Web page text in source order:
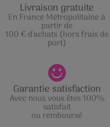
Livraison gratuite
En France Métropolitaine à
partir de
100 € d'achats (hors frais de
port)
Garantie satisfaction
Avec nous vous êtes 100%
satisfait
ou remboursé